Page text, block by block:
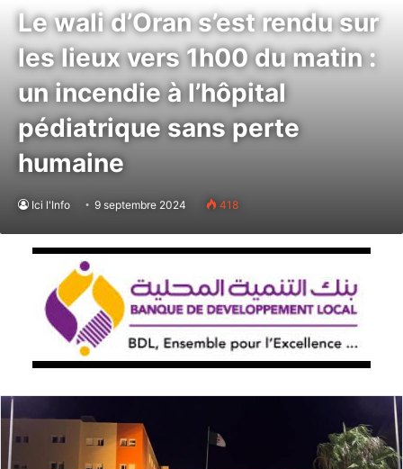
Le wali d’Oran s’est rendu sur
les lieux vers 1h00 du matin :
un incendie à l’hôpital
pédiatrique sans perte
humaine
Ici l'Info 9 septembre 2024 418